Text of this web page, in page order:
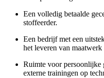
Een volledig betaalde
stoffeerder.
Een bedrijf met een
het leveren van
Ruimte voor
externe trainingen op